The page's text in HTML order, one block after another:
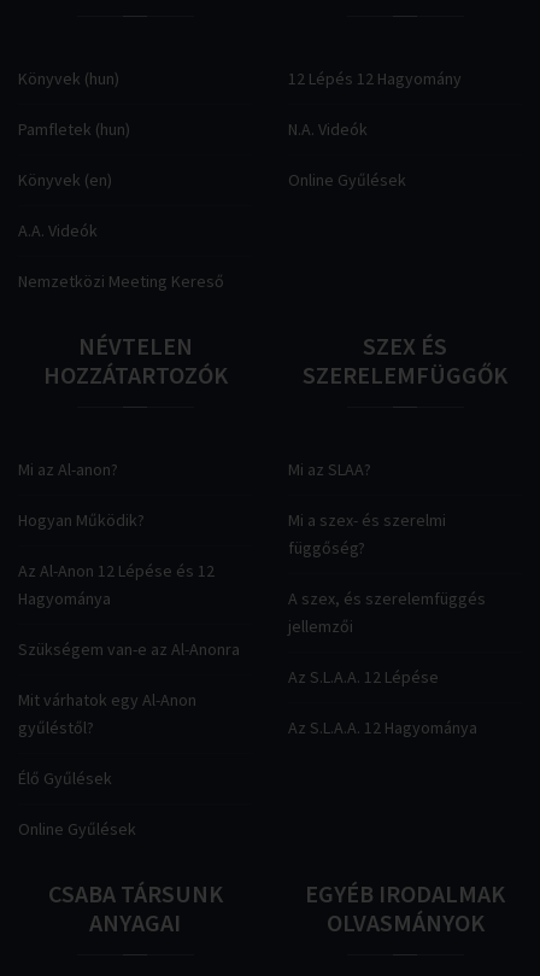
Könyvek (hun)
Pamfletek (hun)
Könyvek (en)
A.A. Videók
Nemzetközi Meeting Kereső
12 Lépés 12 Hagyomány
N.A. Videók
Online Gyűlések
NÉVTELEN
HOZZÁTARTOZÓK
Mi az Al-anon?
Hogyan Működik?
Az Al-Anon 12 Lépése és 12
Hagyománya
Szükségem van-e az Al-Anonra
Mit várhatok egy Al-Anon
gyűléstől?
Élő Gyűlések
Online Gyűlések
SZEX ÉS
SZERELEMFÜGGŐK
Mi az SLAA?
Mi a szex- és szerelmi
függőség?
A szex, és szerelemfüggés
jellemzői
Az S.L.A.A. 12 Lépése
Az S.L.A.A. 12 Hagyománya
CSABA TÁRSUNK
ANYAGAI
EGYÉB IRODALMAK
OLVASMÁNYOK